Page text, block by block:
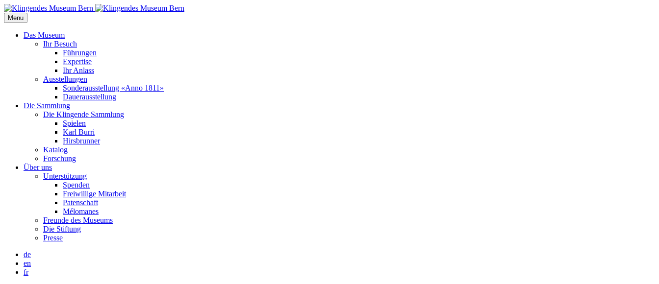
Menu
Das Museum
Ihr Besuch
Führungen
Expertise
Ihr Anlass
Ausstellungen
Sonderausstellung «Anno 1811»
Dauerausstellung
Die Sammlung
Die Klingende Sammlung
Spielen
Karl Burri
Hirsbrunner
Katalog
Forschung
Über uns
Unterstützung
Spenden
Freiwillige Mitarbeit
Patenschaft
Mélomanes
Freunde des Museums
Die Stiftung
Presse
de
en
fr